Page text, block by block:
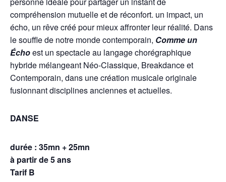
compréhension mutuelle et de réconfort. un impact, un
écho, un rêve créé pour mieux affronter leur réalité. Dans
le souffle de notre monde contemporain, Comme un
Échoest un spectacle au langage chorégraphique
hybride mélangeant Néo-Classique, Breakdance et
Contemporain, dans une création musicale originale
fusionnant disciplines anciennes et actuelles.
DANSE
durée : 35mn + 25mn
à partir de 5 ans
Tarif B